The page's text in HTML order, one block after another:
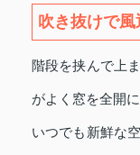
吹き抜けで
階段を挟んで上
がよく窓を全開
いつでも新鮮な